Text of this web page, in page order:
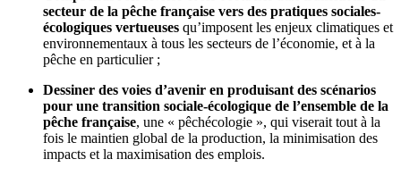
secteur de la pêche française vers des pratiques sociales-
écologiques vertueuses qu’imposent les enjeux climatiques et
environnementaux à tous les secteurs de l’économie, et à la
pêche en particulier ;
Dessiner des voies d’avenir en produisant des scénarios
pour une transition sociale-écologique de l’ensemble de la
pêche française, une « pêchécologie », qui viserait tout à la
fois le maintien global de la production, la minimisation des
impacts et la maximisation des emplois.